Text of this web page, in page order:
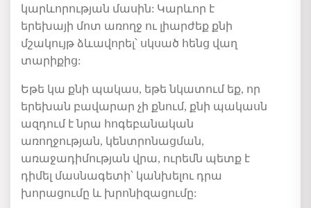
կարևորության մասին: Կարևոր է
երեխայի մոտ առողջ ու լիարժեք քնի
մշակույթ ձևավորել՝ սկսած հենց վաղ
տարիքից:
Եթե կա քնի պակաս, եթե նկատում եք, որ
երեխան բավարար չի քնում, քնի պակասն
ազդում է նրա հոգեբանական
առողջության, կենտրոնացման,
առաջադիմության վրա, ուրեմն պետք է
դիմել մասնագետի՝ կանխելու դրա
խորացումը և խրոնիզացումը: